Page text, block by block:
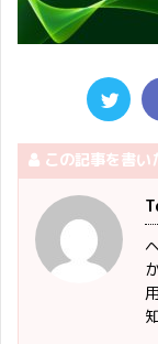
この記事を書い